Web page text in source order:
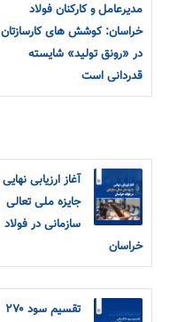
مدیرعامل و کارکنان فولاد
خراسان: کوشش های کارسازتان
در «رونق تولید» شایسته
قدردانی است
آغاز ارزیابی نهایی
جایزه ملی تعالی
سازمانی در فولاد
خراسان
تقسیم سود ۲۷۰